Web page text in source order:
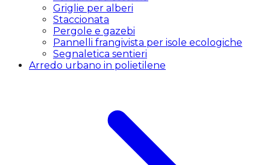
Griglie per alberi
Staccionata
Pergole e gazebi
Pannelli frangivista per isole ecologiche
Segnaletica sentieri
Arredo urbano in polietilene